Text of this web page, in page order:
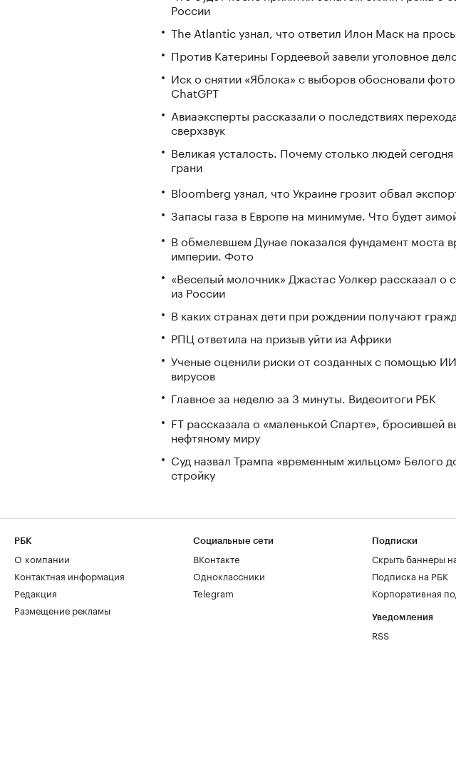
России
The Atlantic узнал, что ответил Илон Маск на
Против Катерины Гордеевой завели уголовное
Иск о снятии «Яблока» с выборов обосновали
ChatGPT
Авиаэксперты рассказали о последствиях
сверхзвук
Великая усталость. Почему столько людей
грани
Bloomberg узнал, что Украине грозит обвал
Запасы газа в Европе на минимуме. Что будет
В обмелевшем Дунае показался фундамент моста
империи. Фото
«Веселый молочник» Джастас Уолкер рассказал о
из России
В каких странах дети при рождении получают
РПЦ ответила на призыв уйти из Африки
Ученые оценили риски от созданных с помощью
вирусов
Главное за неделю за 3 минуты. Видеоитоги РБК
FT рассказала о «маленькой Спарте», бросившей
нефтяному миру
Суд назвал Трампа «временным жильцом» Белого
стройку
РБК
О компании
Контактная информация
Редакция
Размещение рекламы
Социальные сети
ВКонтакте
Одноклассники
Telegram
Подписки
Скрыть баннеры
Подписка на РБК
Корпоративная
Уведомления
RSS